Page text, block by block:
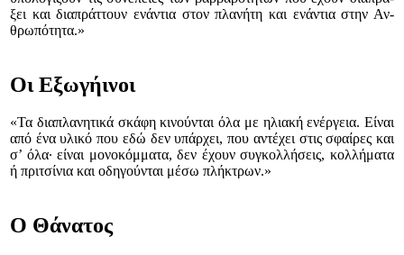
ξει και δια­πράτ­τουν ε­νά­ντια στον πλα­νή­τη και ενάντια στην Αν­
θρω­πό­τητα.»
Οι Εξωγήινοι
«Τα διαπλανητικά σκάφη κινούνται όλα με ηλια­κή ενέργεια. Είναι
από ένα υλικό που εδώ δεν υ­πάρχει, που αντέχει στις σφαίρες και
σ’ όλα∙ εί­ναι μονοκόμματα, δεν έχουν συγκολλήσεις, κολ­λήματα
ή πριτσίνια και οδηγούνται μέσω πλή­κ­τρων.»
O Θάνατος